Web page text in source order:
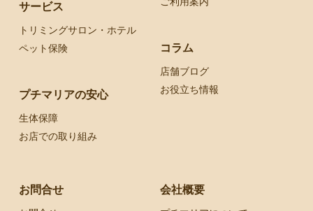
サービス
トリミングサロン・ホテル
ペット保険
プチマリアの安心
生体保障
お店での取り組み
コラム
店舗ブログ
お役立ち情報
お問合せ 会社概要